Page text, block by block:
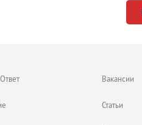
Вакансии
Статьи